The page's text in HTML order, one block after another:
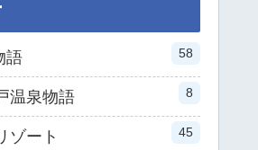
語 58
温泉物語 8
ゾート 45